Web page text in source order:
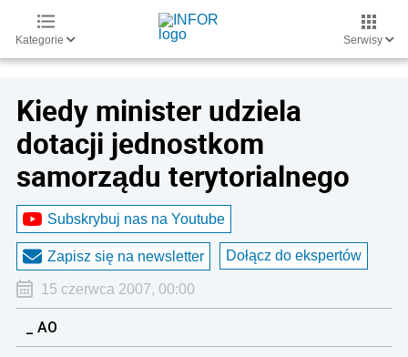
Kategorie Serwisy
Kiedy minister udziela
dotacji jednostkom
samorządu terytorialnego
Subskrybuj nas na Youtube
Zapisz się na newsletter Dołącz do ekspertów
15 czerwca 2007, 00:00
_ AO